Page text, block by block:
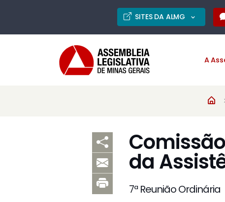
SITES DA ALMG
A
da
7ª Reunião Ordinária